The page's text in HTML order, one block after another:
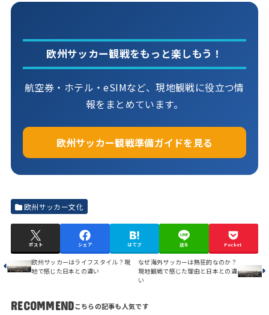
欧州サッカー観戦をもっと楽しもう！
航空券・ホテル・eSIMなど、現地観戦に役立つ情
報をまとめています。
欧州サッカー観戦準備ガイドを見る
欧州サッカー文化
ポスト シェア はてブ 送る Pocket
欧州サッカーはライフスタイル？現
地で感じた日本との違い
なぜ海外サッカーは熱狂的なのか？
現地観戦で感じた理由と日本との違
い
RECOMMEND